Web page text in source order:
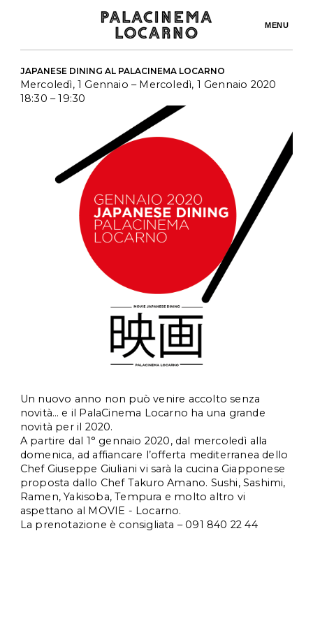
MENU
JAPANESE DINING AL PALACINEMA LOCARNO
Mercoledì, 1 Gennaio – Mercoledì, 1 Gennaio 2020
18:30 – 19:30
Un nuovo anno non può venire accolto senza
novità… e il PalaCinema Locarno ha una grande
novità per il 2020.
A partire dal 1° gennaio 2020, dal mercoledì alla
domenica, ad affiancare l’offerta mediterranea dello
Chef Giuseppe Giuliani vi sarà la cucina Giapponese
proposta dallo Chef Takuro Amano. Sushi, Sashimi,
Ramen, Yakisoba, Tempura e molto altro vi
aspettano al MOVIE - Locarno.
La prenotazione è consigliata – 091 840 22 44